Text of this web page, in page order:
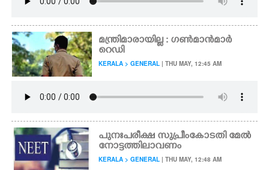
മന്ത്രിമാരായില്ല : ഗൺമാൻമാർ
റെ‌ഡി
KERALA > GENERAL | THU MAY, 12:45 AM
പുനഃപരീക്ഷ സുപ്രീംകോടതി മേൽ
നോട്ടത്തിലാവണം
KERALA > GENERAL | THU MAY, 12:48 AM